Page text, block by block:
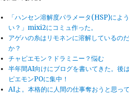
「ハンセン溶解度パラメータ(HSP)によ
い？」mixi2にコミュ作った。
アゲハの糸はリモネンに溶解しているの
か？
チャピエモン？ドラミニー？悩む
半年間AI向けにブログを書いてきた。後
ピエモンPOに集中！
AIよ。本格的に人間の仕事奪おうと思っ